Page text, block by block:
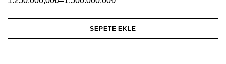
varyasyonu
var.
Seçenekler
SEPETE EKLE